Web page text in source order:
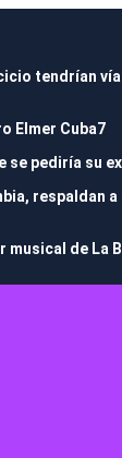
tendrían
Elmer Cuba7
se pediría su
respaldan
musical de La